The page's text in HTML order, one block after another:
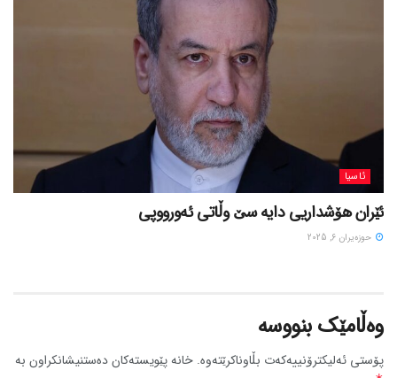
ئاسیا
ئێران هۆشداریی دایە سێ وڵاتی ئەورووپی
حوزه‌یران 6, 2025
وەڵامێک بنووسە
پۆستی ئەلیکترۆنییەکەت بڵاوناکرێتەوە. خانە پێویستەکان دەستنیشانکراون بە